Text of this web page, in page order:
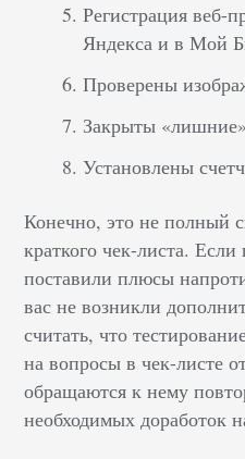
Регистрация веб-
Яндекса и в Мой
Проверены
Закрыты
Установлены
Конечно, это не полный
краткого чек-листа.
поставили плюсы
вас не возникли
считать, что
на вопросы в чек-листе
обращаются к нему
необходимых доработок